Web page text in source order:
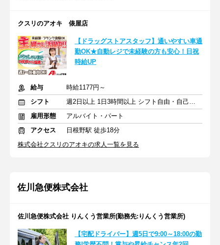
クスリのアオキ 俵屋店
【ドラッグストアスタッフ】通いやすい車通
勤OK★自動レジで未経験の方も安心！日祝
時給UP
給与
時給1177円～
シフト
週2日以上 1日3時間以上 シフト自由・自己申告
雇用形態
アルバイト・パート
アクセス
日根野駅 徒歩18分
株式会社クスリのアオキの求人一覧を見る
佐川急便株式会社
佐川急便株式会社 りんくう営業所(勤務先:りんくう営業所)
【宅配ドライバー】週5日で9:00～18:00の勤